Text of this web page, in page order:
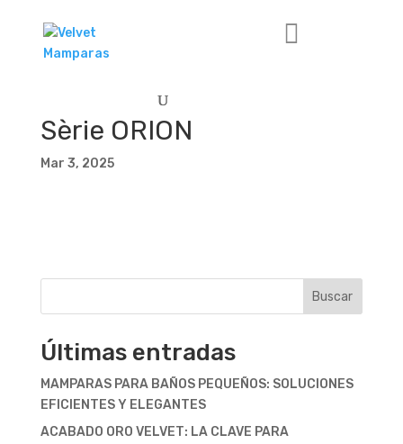
Sèrie ORION
Mar 3, 2025
Buscar
Últimas entradas
MAMPARAS PARA BAÑOS PEQUEÑOS: SOLUCIONES
EFICIENTES Y ELEGANTES
ACABADO ORO VELVET: LA CLAVE PARA